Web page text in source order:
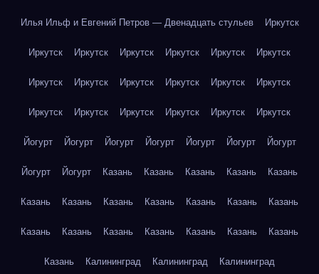
Илья Ильф и Евгений Петров — Двенадцать стульев Иркутск
Иркутск Иркутск Иркутск Иркутск Иркутск Иркутск
Иркутск Иркутск Иркутск Иркутск Иркутск Иркутск
Иркутск Иркутск Иркутск Иркутск Иркутск Иркутск
Йогурт Йогурт Йогурт Йогурт Йогурт Йогурт Йогурт
Йогурт Йогурт Казань Казань Казань Казань Казань
Казань Казань Казань Казань Казань Казань Казань
Казань Казань Казань Казань Казань Казань Казань
Казань Калининград Калининград Калининград